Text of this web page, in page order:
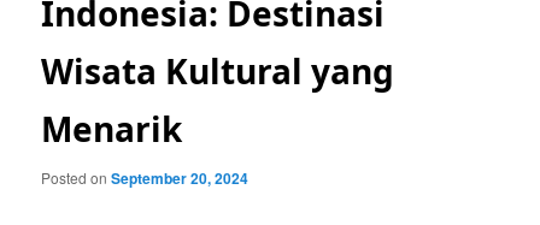
Indonesia: Destinasi
Wisata Kultural yang
Menarik
Posted onSeptember 20, 2024